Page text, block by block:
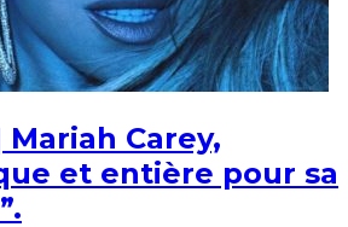
Carey,
et entière pour sa